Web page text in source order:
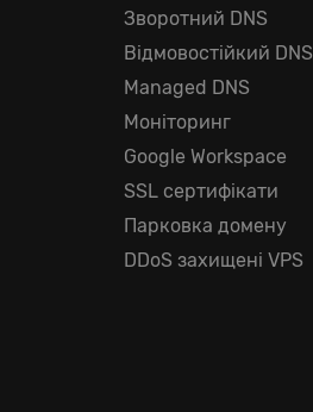
Зворотний DNS
Відмовостійкий DNS
Managed DNS
Моніторинг
Google Workspace
SSL сертифікати
Парковка домену
DDoS захищені VPS